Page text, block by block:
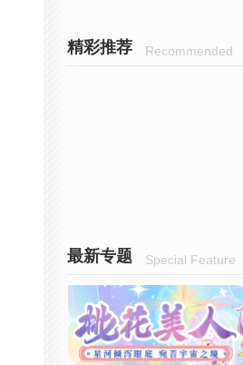
精彩推荐 Recommended
最新专题 Special Feature